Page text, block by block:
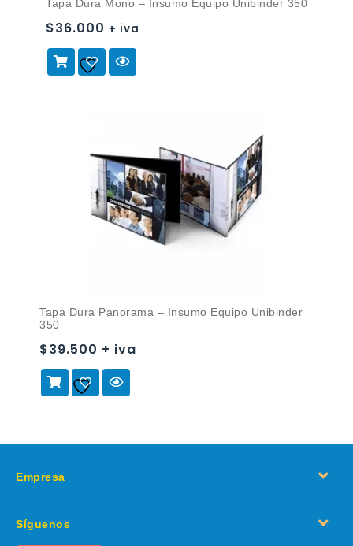
Tapa Dura Mono – Insumo Equipo Unibinder 350
$36.000 + iva
Tapa Dura Panorama – Insumo Equipo Unibinder
350
$39.500 + iva
Empresa
Síguenos